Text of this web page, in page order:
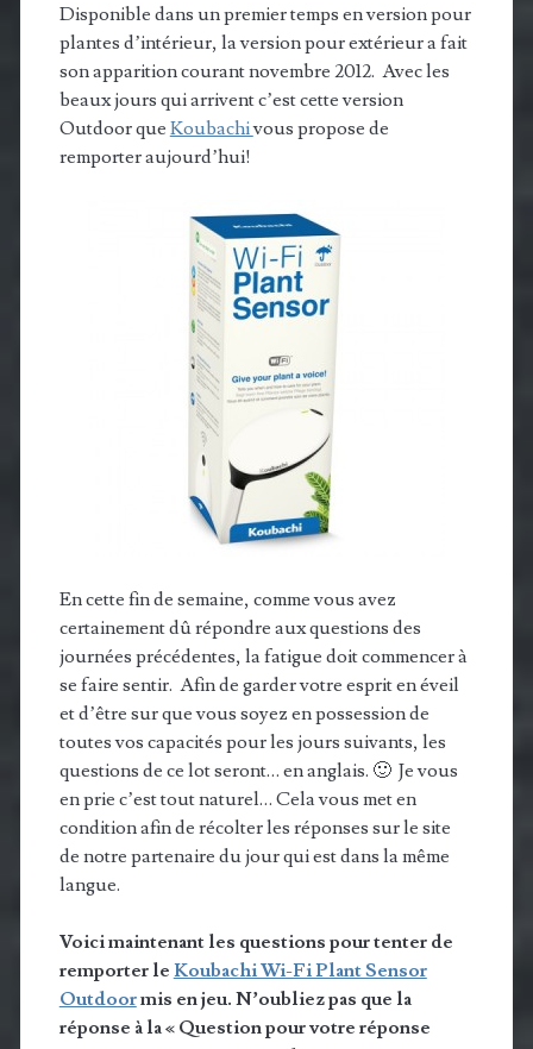
Disponible dans un premier temps en version pour
plantes d’intérieur, la version pour extérieur a fait
son apparition courant novembre 2012. Avec les
beaux jours qui arrivent c’est cette version
Outdoor que Koubachivous propose de
remporter aujourd’hui!
En cette fin de semaine, comme vous avez
certainement dû répondre aux questions des
journées précédentes, la fatigue doit commencer à
se faire sentir. Afin de garder votre esprit en éveil
et d’être sur que vous soyez en possession de
toutes vos capacités pour les jours suivants, les
questions de ce lot seront… en anglais. 🙂 Je vous
en prie c’est tout naturel… Cela vous met en
condition afin de récolter les réponses sur le site
de notre partenaire du jour qui est dans la même
langue.
Voici maintenant les questions pour tenter de
remporterle Koubachi Wi-Fi Plant Sensor
Outdoormis en jeu. N’oubliez pas que la
réponse à la « Question pour votre réponse